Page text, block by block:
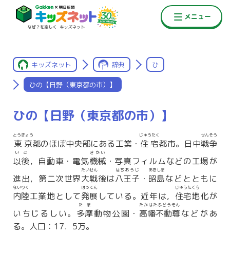
キッズネット 辞典 ひ
ひの【日野（東京都の市）】
ひの【日野（東京都の市）】
東京
とうきょう
都のほぼ中央部にある工業・ 住宅
じゅうたく
都市。日中戦争
せんそう
以後
いご
，自動車・電気機械
きかい
・写真フィルムなどの工場が
進出，第二次世界大戦
たいせん
後は八王子
はちおうじ
・ 昭島
あきしま
などとともに
内陸
ないりく
工業地として発展
はってん
している。近年は， 住宅地
じゅうたくち
化が
いちじるしい。 多摩
たま
動物公園・ 高幡不動尊
たかはたふどうそん
などがあ
る。人口：17．5万。